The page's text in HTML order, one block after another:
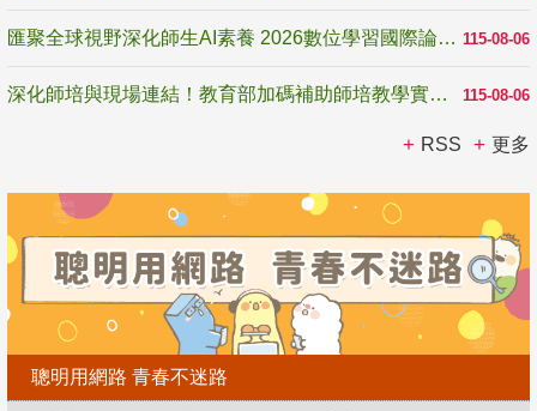
115-08-06
匯聚全球視野深化師生AI素養 2026數位學習國際論壇高雄登場
115-08-06
深化師培與現場連結！教育部加碼補助師培教學實踐研究 10月師培國際研討會交流教學實踐經驗
RSS 更多
聰明用網路 青春不迷路